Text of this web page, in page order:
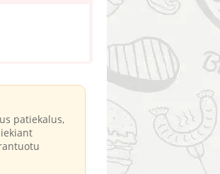
patiekalus,